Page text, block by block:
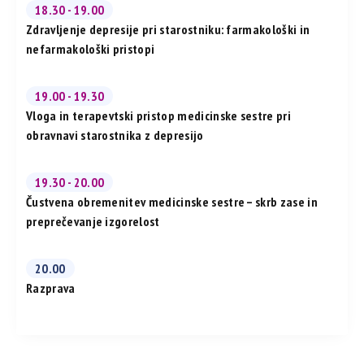
18.30 - 19.00
Zdravljenje depresije pri starostniku: farmakološki in
nefarmakološki pristopi
19.00 - 19.30
Vloga in terapevtski pristop medicinske sestre pri
obravnavi starostnika z depresijo
19.30 - 20.00
Čustvena obremenitev medicinske sestre – skrb zase in
preprečevanje izgorelost
20.00
Razprava